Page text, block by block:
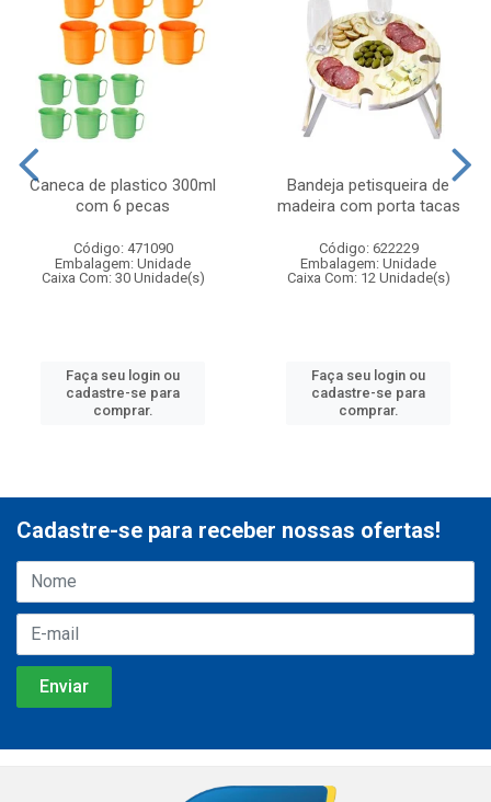
Caneca de plastico 300ml
com 6 pecas
Código: 471090
Embalagem: Unidade
Caixa Com: 30 Unidade(s)
Faça seu login ou
cadastre-se para
comprar.
Bandeja petisqueira de
madeira com porta tacas
Código: 622229
Embalagem: Unidade
Caixa Com: 12 Unidade(s)
Faça seu login ou
cadastre-se para
comprar.
Cadastre-se para receber nossas ofertas!